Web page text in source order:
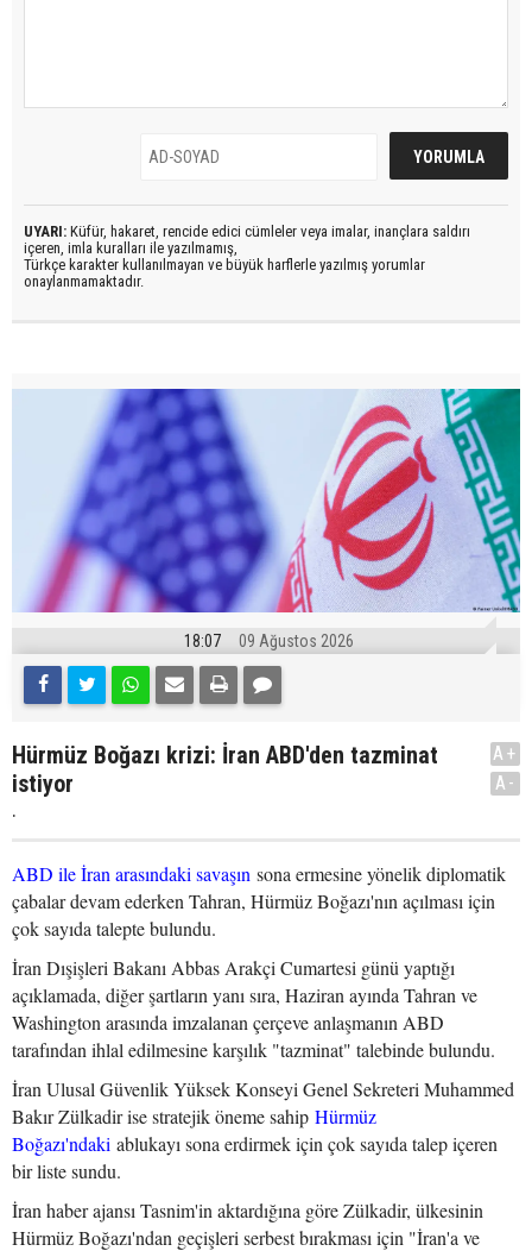
UYARI: Küfür, hakaret, rencide edici cümleler veya imalar, inançlara saldırı
içeren, imla kuralları ile yazılmamış,
Türkçe karakter kullanılmayan ve büyük harflerle yazılmış yorumlar
onaylanmamaktadır.
18:07 09 Ağustos 2026
Hürmüz Boğazı krizi: İran ABD'den tazminat
istiyor
.
A+
A-
ABD ile İran arasındaki savaşın sona ermesine yönelik diplomatik
çabalar devam ederken Tahran, Hürmüz Boğazı'nın açılması için
çok sayıda talepte bulundu.
İran Dışişleri Bakanı Abbas Arakçi Cumartesi günü yaptığı
açıklamada, diğer şartların yanı sıra, Haziran ayında Tahran ve
Washington arasında imzalanan çerçeve anlaşmanın ABD
tarafından ihlal edilmesine karşılık "tazminat" talebinde bulundu.
İran Ulusal Güvenlik Yüksek Konseyi Genel Sekreteri Muhammed
Bakır Zülkadir ise stratejik öneme sahip Hürmüz
Boğazı'ndaki ablukayı sona erdirmek için çok sayıda talep içeren
bir liste sundu.
İran haber ajansı Tasnim'in aktardığına göre Zülkadir, ülkesinin
Hürmüz Boğazı'ndan geçişleri serbest bırakması için "İran'a ve